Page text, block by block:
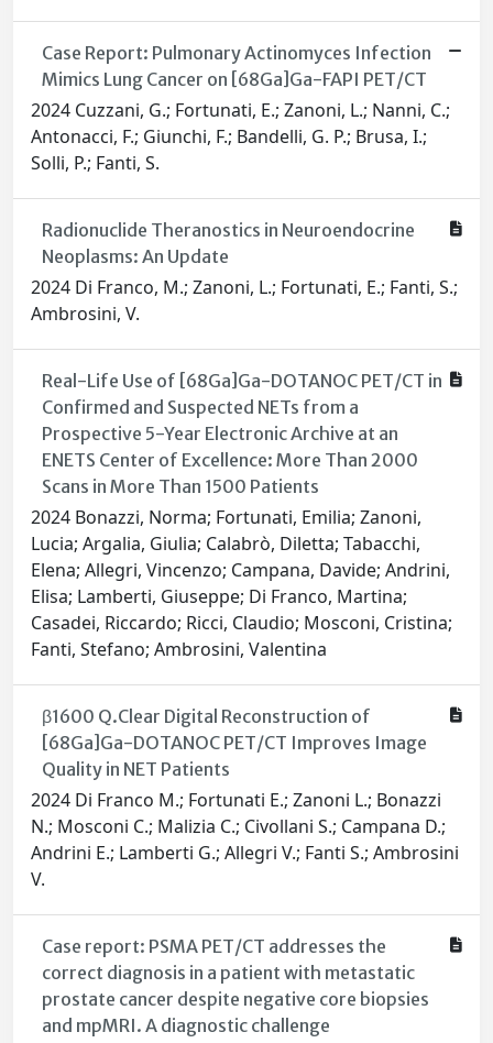
Case Report: Pulmonary Actinomyces Infection
Mimics Lung Cancer on [68Ga]Ga-FAPI PET/CT
2024 Cuzzani, G.; Fortunati, E.; Zanoni, L.; Nanni, C.;
Antonacci, F.; Giunchi, F.; Bandelli, G. P.; Brusa, I.;
Solli, P.; Fanti, S.
Radionuclide Theranostics in Neuroendocrine
Neoplasms: An Update
2024 Di Franco, M.; Zanoni, L.; Fortunati, E.; Fanti, S.;
Ambrosini, V.
Real-Life Use of [68Ga]Ga-DOTANOC PET/CT in
Confirmed and Suspected NETs from a
Prospective 5-Year Electronic Archive at an
ENETS Center of Excellence: More Than 2000
Scans in More Than 1500 Patients
2024 Bonazzi, Norma; Fortunati, Emilia; Zanoni,
Lucia; Argalia, Giulia; Calabrò, Diletta; Tabacchi,
Elena; Allegri, Vincenzo; Campana, Davide; Andrini,
Elisa; Lamberti, Giuseppe; Di Franco, Martina;
Casadei, Riccardo; Ricci, Claudio; Mosconi, Cristina;
Fanti, Stefano; Ambrosini, Valentina
β1600 Q.Clear Digital Reconstruction of
[68Ga]Ga-DOTANOC PET/CT Improves Image
Quality in NET Patients
2024 Di Franco M.; Fortunati E.; Zanoni L.; Bonazzi
N.; Mosconi C.; Malizia C.; Civollani S.; Campana D.;
Andrini E.; Lamberti G.; Allegri V.; Fanti S.; Ambrosini
V.
Case report: PSMA PET/CT addresses the
correct diagnosis in a patient with metastatic
prostate cancer despite negative core biopsies
and mpMRI. A diagnostic challenge